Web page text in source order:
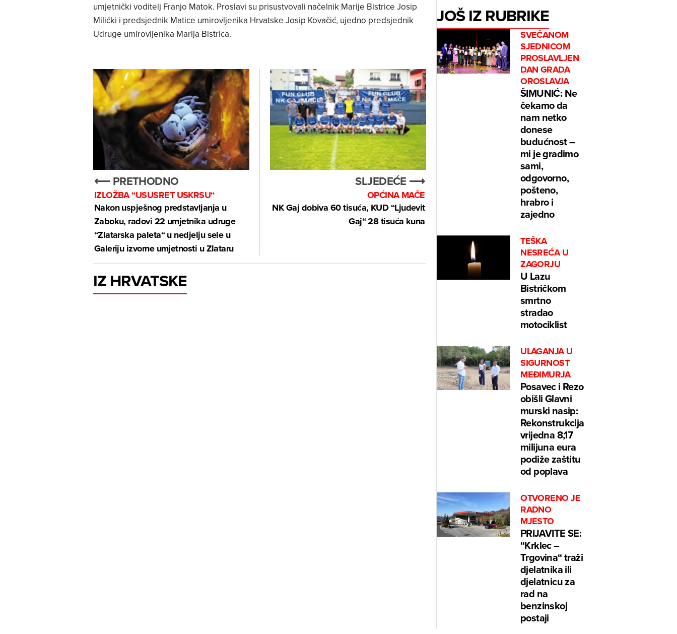
umjetnički voditelj Franjo Matok. Proslavi su prisustvovali načelnik Marije Bistrice Josip
Milički i predsjednik Matice umirovljenika Hrvatske Josip Kovačić, ujedno predsjednik
Udruge umirovljenika Marija Bistrica.
⟵ PRETHODNO
IZLOŽBA “USUSRET USKRSU“
Nakon uspješnog predstavljanja u
Zaboku, radovi 22 umjetnika udruge
“Zlatarska paleta“ u nedjelju sele u
Galeriju izvorne umjetnosti u Zlataru
SLJEDEĆE ⟶
OPĆINA MAČE
NK Gaj dobiva 60 tisuća, KUD “Ljudevit
Gaj“ 28 tisuća kuna
IZ HRVATSKE
JOŠ IZ RUBRIKE
SVEČANOM
SJEDNICOM
PROSLAVLJEN
DAN GRADA
OROSLAVJA
ŠIMUNIĆ: Ne
čekamo da
nam netko
donese
budućnost –
mi je gradimo
sami,
odgovorno,
pošteno,
hrabro i
zajedno
TEŠKA
NESREĆA U
ZAGORJU
U Lazu
Bistričkom
smrtno
stradao
motociklist
ULAGANJA U
SIGURNOST
MEĐIMURJA
Posavec i Rezo
obišli Glavni
murski nasip:
Rekonstrukcija
vrijedna 8,17
milijuna eura
podiže zaštitu
od poplava
OTVORENO JE
RADNO
MJESTO
PRIJAVITE SE:
“Krklec –
Trgovina“ traži
djelatnika ili
djelatnicu za
rad na
benzinskoj
postaji